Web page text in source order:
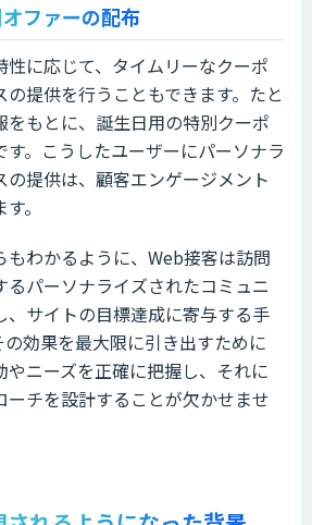
ファーの配布
性に応じて、タイムリーなクーポ
の提供を行うこともできます。たと
をもとに、誕生日用の特別クーポ
す。こうしたユーザーにパーソナラ
の提供は、顧客エンゲージメント
。
もわかるように、Web接客は訪問
パーソナライズされたコミュニ
、サイトの目標達成に寄与する手
効果を最大限に引き出すために
やニーズを正確に把握し、それに
ーチを設計することが欠かせませ